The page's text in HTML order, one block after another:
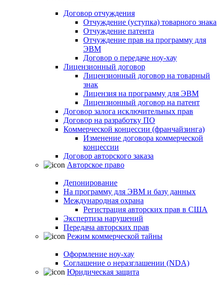
Договор отчуждения
Отчуждение (уступка) товарного знака
Отчуждение патента
Отчуждение прав на программу для
ЭВМ
Договор о передаче ноу-хау
Лицензионный договор
Лицензионный договор на товарный
знак
Лицензия на программу для ЭВМ
Лицензионный договор на патент
Договор залога исключительных прав
Договор на разработку ПО
Коммерческой концессии (франчайзинга)
Изменение договора коммерческой
концессии
Договор авторского заказа
Авторское право
Депонирование
На программу для ЭВМ и базу данных
Международная охрана
Регистрация авторских прав в США
Экспертиза нарушений
Передача авторских прав
Режим коммерческой тайны
Оформление ноу-хау
Соглашение о неразглашении (NDA)
Юридическая защита